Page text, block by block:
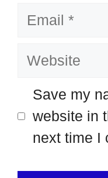
Email
Website
Save my
website in
next time I